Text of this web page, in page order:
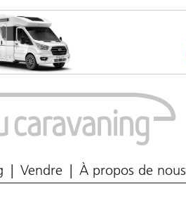
Vendre À propos de nous